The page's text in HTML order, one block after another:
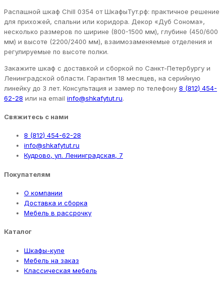
Распашной шкаф Chill 0354 от ШкафыТут.рф: практичное решение
для прихожей, спальни или коридора. Декор «Дуб Сонома»,
несколько размеров по ширине (800-1500 мм), глубине (450/600
мм) и высоте (2200/2400 мм), взаимозаменяемые отделения и
регулируемые по высоте полки.
Закажите шкаф с доставкой и сборкой по Санкт-Петербургу и
Ленинградской области. Гарантия 18 месяцев, на серийную
линейку до 3 лет. Консультация и замер по телефону 8 (812) 454-
62-28 или на email info@shkafytut.ru.
Свяжитесь с нами
8 (812) 454-62-28
info@shkafytut.ru
Кудрово, ул. Ленинградская, 7
Покупателям
О компании
Доставка и сборка
Мебель в рассрочку
Каталог
Шкафы-купе
Мебель на заказ
Классическая мебель